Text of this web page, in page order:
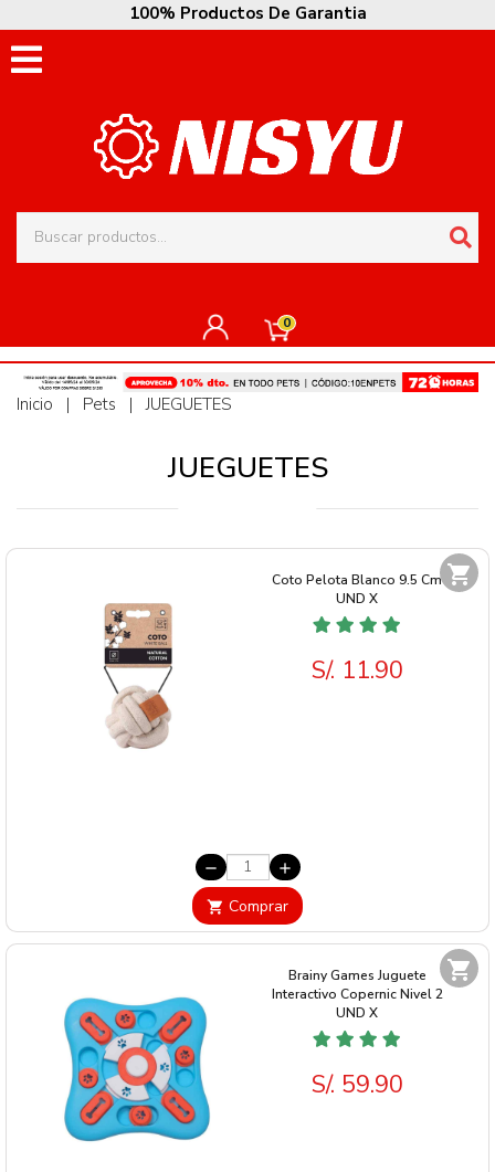
100% Productos De Garantia
0
Inicio | Pets |JUEGUETES
JUEGUETES
shopping_cart
Coto Pelota Blanco 9.5 Cm
UND X
S/. 11.90
remove add
shopping_cart Comprar
shopping_cart
Brainy Games Juguete
Interactivo Copernic Nivel 2
UND X
S/. 59.90